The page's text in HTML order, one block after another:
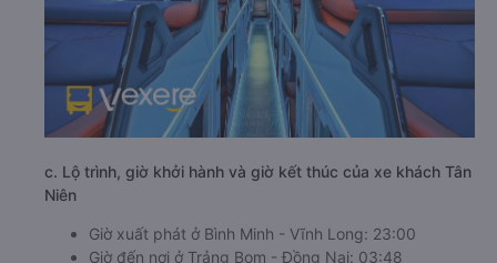
c. Lộ trình, giờ khởi hành và giờ kết thúc của xe khách Tân
Niên
Giờ xuất phát ở Bình Minh - Vĩnh Long: 23:00
Giờ đến nơi ở Trảng Bom - Đồng Nai: 03:48